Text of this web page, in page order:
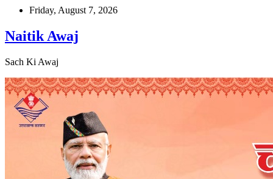
Skip
content
Friday, August 7, 2026
Naitik Awaj
Sach Ki Awaj